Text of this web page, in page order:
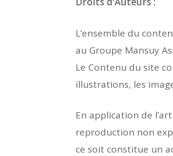
L’ensemble du
au Groupe Mansuy
Le Contenu du site
illustrations, les
En application de
reproduction non
ce soit constitue un